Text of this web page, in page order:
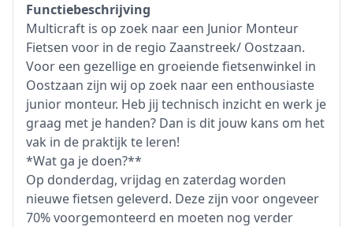
Functiebeschrijving
Multicraft is op zoek naar een Junior Monteur
Fietsen voor in de regio Zaanstreek/ Oostzaan.
Voor een gezellige en groeiende fietsenwinkel in
Oostzaan zijn wij op zoek naar een enthousiaste
junior monteur. Heb jij technisch inzicht en werk je
graag met je handen? Dan is dit jouw kans om het
vak in de praktijk te leren!
*Wat ga je doen?**
Op donderdag, vrijdag en zaterdag worden
nieuwe fietsen geleverd. Deze zijn voor ongeveer
70% voorgemonteerd en moeten nog verder